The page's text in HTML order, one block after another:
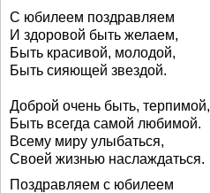
С юбилеем поздравляем
И здоровой быть желаем,
Быть красивой, молодой,
Быть сияющей звездой.
Доброй очень быть, терпимой,
Быть всегда самой любимой.
Всему миру улыбаться,
Своей жизнью наслаждаться.
Поздравляем с юбилеем